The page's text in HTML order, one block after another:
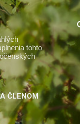
tohto
ČLENOM